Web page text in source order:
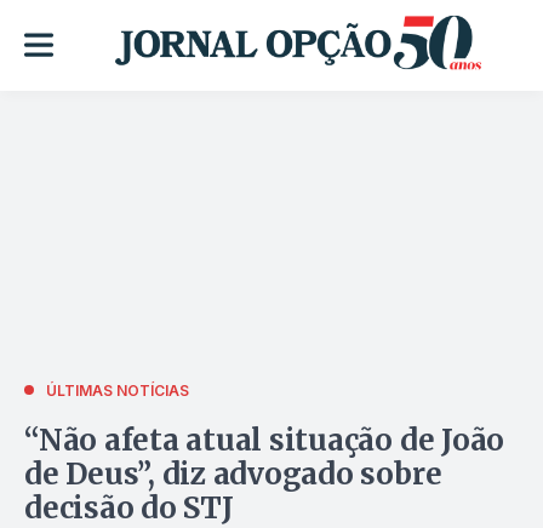
ÚLTIMAS NOTÍCIAS
“Não afeta atual situação de João
de Deus”, diz advogado sobre
decisão do STJ